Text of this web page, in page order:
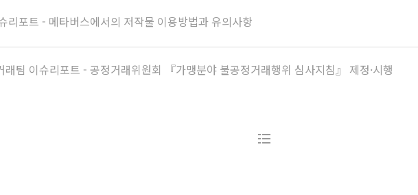
리포트 - 메타버스에서의 저작물 이용방법과 유의사항
래팀 이슈리포트 - 공정거래위원회 『가맹분야 불공정거래행위 심사지침』 제정·시행